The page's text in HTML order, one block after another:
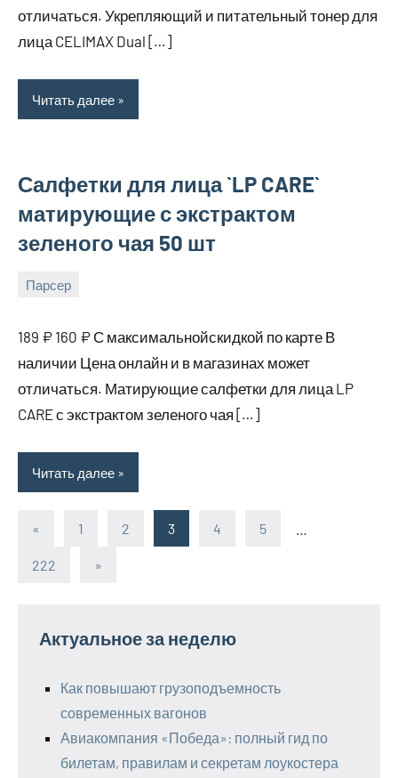
отличаться. Укрепляющий и питательный тонер для
лица CELIMAX Dual […]
Читать далее
Салфетки для лица `LP CARE`
матирующие с экстрактом
зеленого чая 50 шт
Парсер
2025
bus_m_ru
189 ₽ 160 ₽ С максимальнойскидкой по карте В
наличии Цена онлайн и в магазинах может
отличаться. Матирующие салфетки для лица LP
CARE с экстрактом зеленого чая […]
Читать далее
«
Предыдущие
1 2 3 4 5
222
Следующие
»
Актуальное за неделю
Как повышают грузоподъемность
современных вагонов
Авиакомпания «Победа»: полный гид по
билетам, правилам и секретам лоукостера